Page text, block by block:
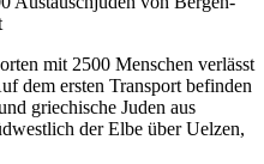
mit 2500 Menschen verlässt
dem ersten Transport befinden
griechische Juden aus
der Elbe über Uelzen,